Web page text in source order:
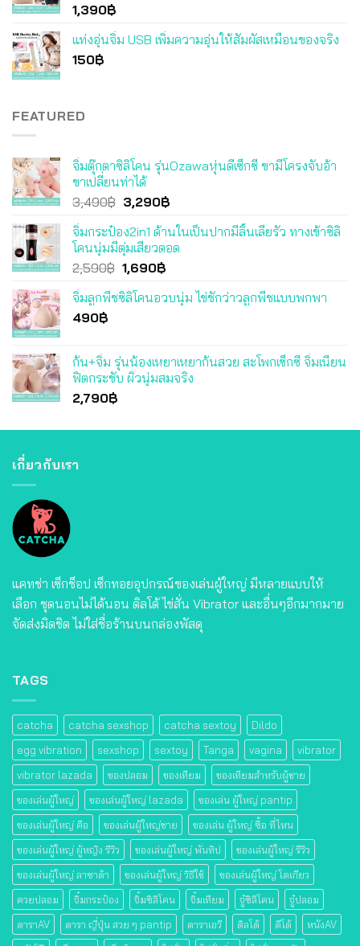
1,390฿
แท่งอุ่นจิ๋ม USB เพิ่มความอุ่นให้สัมผัสเหมือนของจริง
150฿
FEATURED
จิ๋มตุ๊กตาซิลิโคน รุ่นOzawaหุ่นดีเซ็กซี่ ขามีโครงจับอ้า
ขาเปลี่ยนท่าได้
3,490฿ Original
was:
3,490฿.
3,290฿Current
is:
3,290฿.
จิ๋มกระป๋อง2in1 ด้านในเป็นปากมีลิ้นเลียรัว ทางเข้าซิลิ
โคนนุ่มมีตุ่มเสียวตอด
2,590฿ Original
was:
1,690฿Current
is:
จิ๋มลูกพีชซิลิโคนอวบนุ่ม ไข่ชักว่าวลูกพีชแบบพกพา
490฿
ก้น+จิ๋ม รุ่นน้องเหยาเหยาก้นสวย สะโพกเซ็กซี่ จิ๋มเนียน
ฟิตกระชับ ผิวนุ่มสมจริง
2,790฿
เกี่ยวกับเรา
แคทช่า เซ็กช็อป เซ็กทอยอุปกรณ์ของเล่นผู้ใหญ่ มีหลายแบบให้
เลือก ชุดนอนไม่ได้นอน ดิลโด้ ไข่สั่น Vibrator และอื่นๆอีกมากมาย
จัดส่งมิดชิด ไม่ใส่ชื่อร้านบนกล่องพัสดุ
TAGS
catcha catcha sexshop catcha sextoy
Dildo
egg vibration
sexshop sextoy Tanga vagina
vibrator
vibrator lazada
ของปลอม ของเทียม
ของเทียมสําหรับผู้ชาย
ของเล่นผู้ใหญ่
ของเล่นผู้ใหญ่ lazada
ของเล่น ผู้ใหญ่ pantip
ของเล่นผู้ใหญ่ คือ
ของเล่นผู้ใหญ่ชาย
ของเล่น ผู้ใหญ่ ซื้อ ที่ไหน
ของเล่นผู้ใหญ่ ผู้หญิง รีวิว
ของเล่นผู้ใหญ่ พันทิป
ของเล่นผู้ใหญ่ รีวิว
ของเล่นผู้ใหญ่ ลาซาด้า
ของเล่นผู้ใหญ่ วิธีใช้
ของเล่นผู้ใหญ่ โตเกียว
ควยปลอม
จิ๋มกระป๋อง จิ๋มซิลิโคน จิ๋มเทียม จู๋ซิลิโคน
จู๋ปลอม
ดาราAV
ดารา ญี่ปุ่น สวย ๆ pantip ดาราเอวี ดิลโด้ ดีโด้
หนังAV